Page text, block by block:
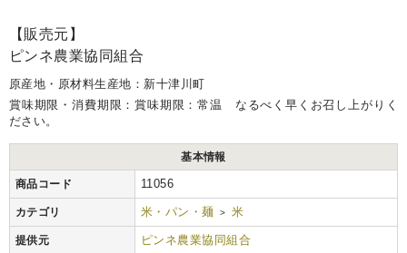
【販売元】
ピンネ農業協同組合
原産地・原材料生産地：新十津川町
賞味期限・消費期限：賞味期限：常温 なるべく早くお召し上がりく
ださい。
基本情報
商品コード 11056
カテゴリ 米・パン・麺 > 米
提供元 ピンネ農業協同組合